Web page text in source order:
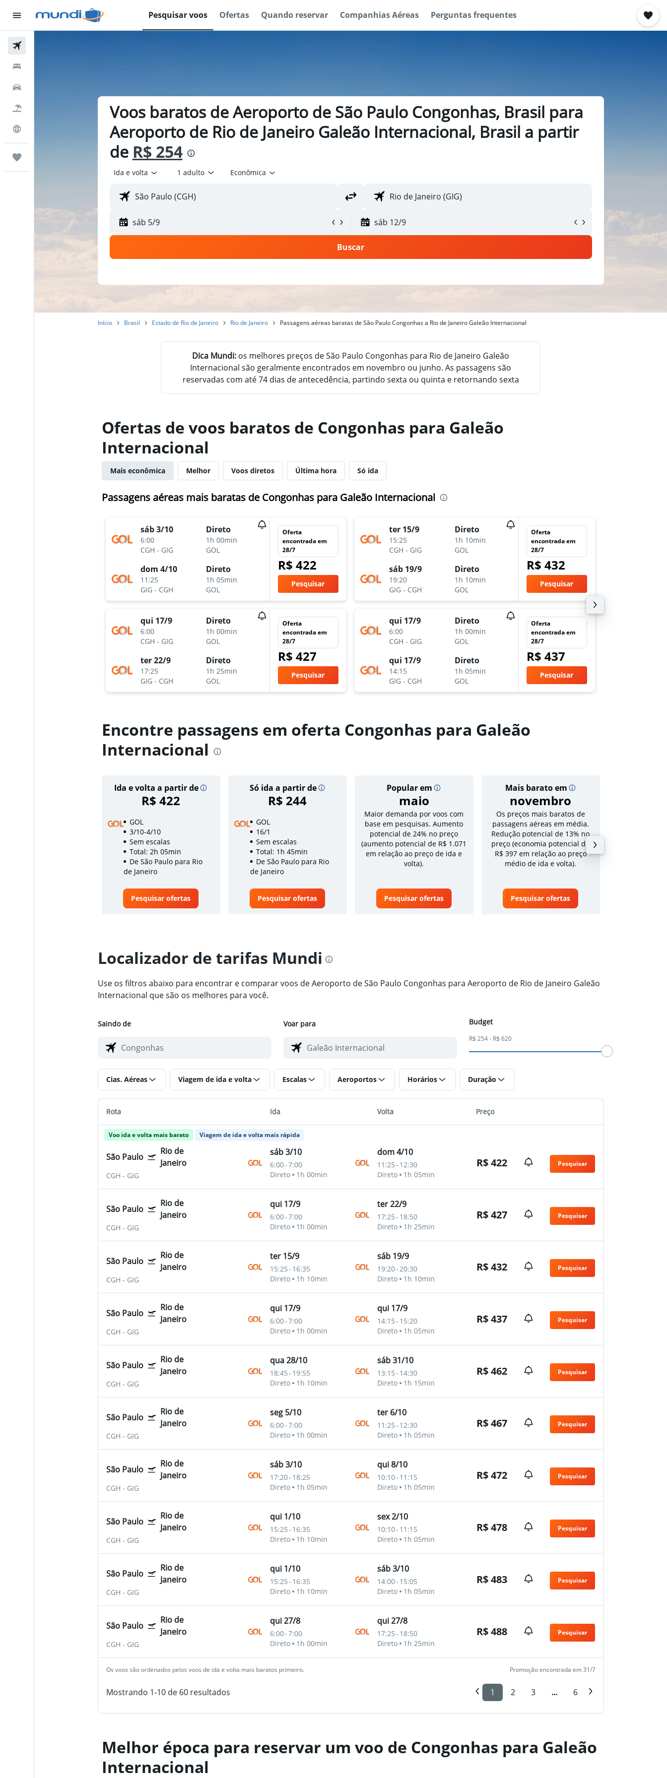
Pesquisar voos Ofertas Quando reservar Companhias Aéreas Perguntas frequentes
Voos baratos de Aeroporto de São Paulo Congonhas, Brasil para
Aeroporto de Rio de Janeiro Galeão Internacional, Brasil a partir
de R$ 254
Ida e volta 1 adulto Econômica
sáb 5/9 sáb 12/9
Buscar
Início Brasil Estado de Rio de Janeiro Rio de Janeiro Passagens aéreas baratas de São Paulo Congonhas a Rio de Janeiro Galeão Internacional
Dica Mundi: os melhores preços de São Paulo Congonhas para Rio de Janeiro Galeão
Internacional são geralmente encontrados em novembro ou junho. As passagens são
reservadas com até 74 dias de antecedência, partindo sexta ou quinta e retornando sexta
Ofertas de voos baratos de Congonhas para Galeão
Internacional
Mais econômica Melhor Voos diretos Última hora Só ida
Passagens aéreas mais baratas de Congonhas para Galeão Internacional
sáb 3/10
6:00
CGH - GIG
Direto
1h 00min
GOL
dom 4/10
11:25
GIG- CGH
Direto
1h 05min
GOL
Oferta
encontrada em
28/7
R$ 422
Pesquisar
qui 17/9
6:00
CGH - GIG
Direto
1h 00min
GOL
ter 22/9
17:25
GIG- CGH
Direto
1h 25min
GOL
Oferta
encontrada em
28/7
R$ 427
Pesquisar
ter 15/9
15:25
CGH - GIG
Direto
1h 10min
GOL
sáb 19/9
19:20
GIG- CGH
Direto
1h 10min
GOL
Oferta
encontrada em
28/7
R$ 432
Pesquisar
qui 17/9
6:00
CGH - GIG
Direto
1h 00min
GOL
qui 17/9
14:15
GIG- CGH
Direto
1h 05min
GOL
Oferta
encontrada em
28/7
R$ 437
Pesquisar
Encontre passagens em oferta Congonhas para Galeão
Internacional
Ida e volta a partir de
R$ 422
Só ida a partir de
R$ 244
Popular em
maio
Mais barato em
novembro
GOL
3/10-4/10
Sem escalas
Total: 2h 05min
De São Paulo para Rio
de Janeiro
Pesquisar ofertas
GOL
16/1
Sem escalas
Total: 1h 45min
De São Paulo para Rio
de Janeiro
Pesquisar ofertas
Maior demanda por voos com
base em pesquisas. Aumento
potencial de 24% no preço
(aumento potencial de R$ 1.071
em relação ao preço de ida e
volta).
Pesquisar ofertas
Os preços mais baratos de
passagens aéreas em média.
Redução potencial de 13% no
preço (economia potencial de
R$ 397 em relação ao preço
médio de ida e volta).
Pesquisar ofertas
Localizador de tarifas Mundi
Use os filtros abaixo para encontrar e comparar voos de Aeroporto de São Paulo Congonhas para Aeroporto de Rio de Janeiro Galeão
Internacional que são os melhores para você.
Saindo de Voar para Budget
R$ 254 - R$ 620
Cias. Aéreas Viagem de ida e volta Escalas Aeroportos Horários Duração
Rota Ida Volta Preço
Voo ida e volta mais barato Viagem de ida e volta mais rápida
São Paulo
Rio de
Janeiro
CGH - GIG
sáb 3/10
6:00-7:00
Direto
1h 00min
dom 4/10
11:25- 12:30
Direto
1h 05min
R$ 422 Pesquisar
São Paulo
Rio de
Janeiro
CGH - GIG
qui 17/9
6:00-7:00
Direto
1h 00min
ter 22/9
17:25- 18:50
Direto
1h 25min
R$ 427 Pesquisar
São Paulo
Rio de
Janeiro
CGH - GIG
ter 15/9
15:25- 16:35
Direto
1h 10min
sáb 19/9
19:20-20:30
Direto
1h 10min
R$ 432 Pesquisar
São Paulo
Rio de
Janeiro
CGH - GIG
qui 17/9
6:00-7:00
Direto
1h 00min
qui 17/9
14:15- 15:20
Direto
1h 05min
R$ 437 Pesquisar
São Paulo
Rio de
Janeiro
CGH - GIG
qua 28/10
18:45- 19:55
Direto
1h 10min
sáb 31/10
13:15- 14:30
Direto
1h 15min
R$ 462 Pesquisar
São Paulo
Rio de
Janeiro
CGH - GIG
seg 5/10
6:00-7:00
Direto
1h 00min
ter 6/10
11:25- 12:30
Direto
1h 05min
R$ 467 Pesquisar
São Paulo
Rio de
Janeiro
CGH - GIG
sáb 3/10
17:20- 18:25
Direto
1h 05min
qui 8/10
10:10- 11:15
Direto
1h 05min
R$ 472 Pesquisar
São Paulo
Rio de
Janeiro
CGH - GIG
qui 1/10
15:25- 16:35
Direto
1h 10min
sex 2/10
10:10- 11:15
Direto
1h 05min
R$ 478 Pesquisar
São Paulo
Rio de
Janeiro
CGH - GIG
qui 1/10
15:25- 16:35
Direto
1h 10min
sáb 3/10
14:00- 15:05
Direto
1h 05min
R$ 483 Pesquisar
São Paulo
Rio de
Janeiro
CGH - GIG
qui 27/8
6:00-7:00
Direto
1h 00min
qui 27/8
17:25- 18:50
Direto
1h 25min
R$ 488 Pesquisar
Os voos são ordenados pelos voos de ida e volta mais baratos primeiro. Promoção encontrada em 31/7
Mostrando 1-10 de 60 resultados 1 2 3 ... 6
Melhor época para reservar um voo de Congonhas para Galeão
Internacional